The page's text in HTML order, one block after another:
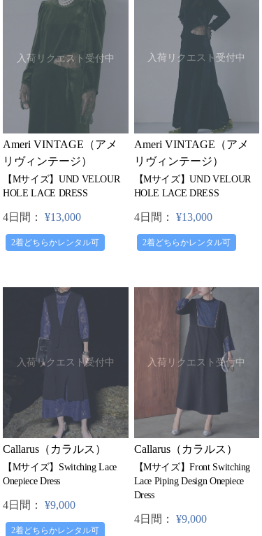
入荷リクエスト受付中
Ameri VINTAGE（アメ
リヴィンテージ）
【Mサイズ】UND VELOUR
HOLE LACE DRESS
4日間： ¥13,000
2着どちらかレンタル可
入荷リクエスト受付中
Ameri VINTAGE（アメ
リヴィンテージ）
【Mサイズ】UND VELOUR
HOLE LACE DRESS
4日間： ¥13,000
2着どちらかレンタル可
入荷リクエスト受付中
Callarus（カラルス）
【Mサイズ】Switching Lace
Onepiece Dress
4日間： ¥9,000
2着どちらかレンタル可
入荷リクエスト受付中
Callarus（カラルス）
【Mサイズ】Front Switching
Lace Piping Design Onepiece
Dress
4日間： ¥9,000